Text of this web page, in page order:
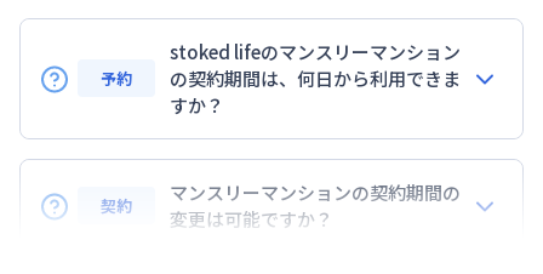
定員
2名
駐車場
次回更新日
情報更新日より14日以内
予約
stoked lifeのマンスリーマンション
の契約期間は、何日から利用できま
すか？
7日以上からのご契約期間ですが1ヶ月（30日）以上
のご契約期間の地域もございますのでお気軽にお問い
合わせください。
契約
マンスリーマンションの契約期間の
変更は可能ですか？